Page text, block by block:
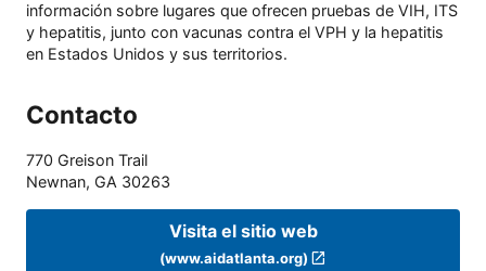
información sobre lugares que ofrecen pruebas de VIH, ITS
y hepatitis, junto con vacunas contra el VPH y la hepatitis
en Estados Unidos y sus territorios.
Contacto
770 Greison Trail
Newnan, GA 30263
Visita el sitio web
(www.aidatlanta.org)